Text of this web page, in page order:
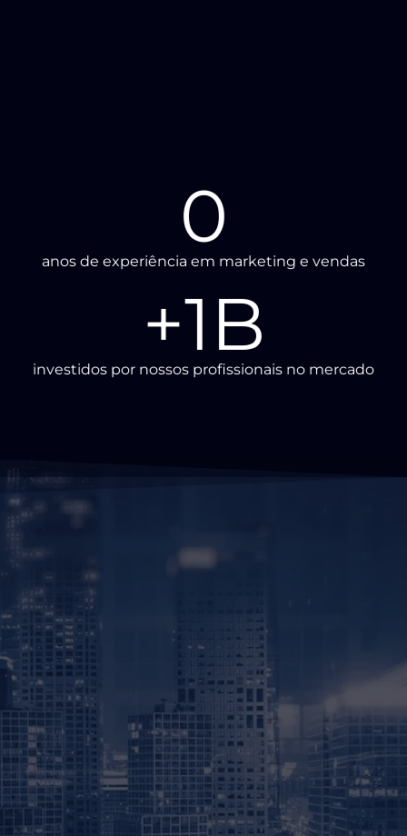
anos de experiência em marketing e vendas
0
investidos por nossos profissionais no mercado
+1B